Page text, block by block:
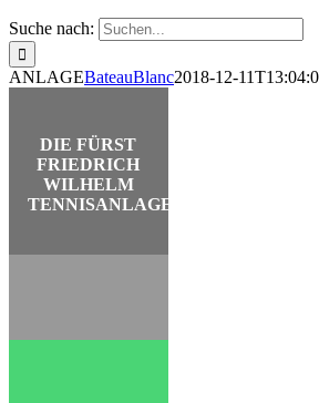
Suche nach:
ANLAGEBateauBlanc2018-12-
DIE FÜRST
FRIEDRICH
WILHELM
TENNISANLAGE